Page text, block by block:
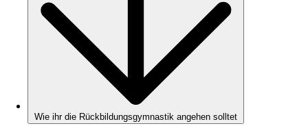
Wie ihr die Rückbildungsgymnastik angehen solltet